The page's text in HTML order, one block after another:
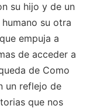
su hijo y de un
su otra
empuja a
de acceder a
de Como
un reflejo de
que nos